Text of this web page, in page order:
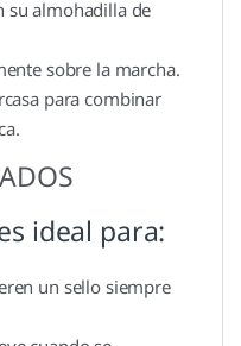
su almohadilla de
sobre la marcha.
para combinar
ideal para:
un sello siempre